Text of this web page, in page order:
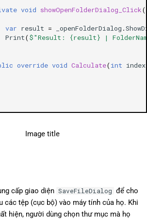
void showOpenFolderDialog_Click(
var result = _openFolderDialog .
Print($"Result: {result} |
override void Calculate(int index
cấp giao diện SaveFileDialog để cho
các tệp (cục bộ) vào máy tính của họ. Khi
hiện, người dùng chọn thư mục mà họ